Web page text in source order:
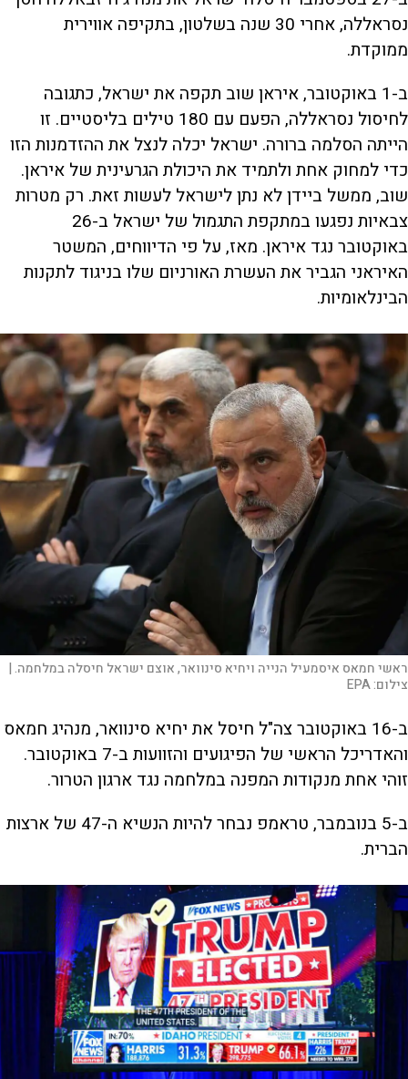
נסראללה, אחרי 30 שנה בשלטון, בתקיפה אווירית
ממוקדת.
ב-1 באוקטובר, איראן שוב תקפה את ישראל, כתגובה
לחיסול נסראללה, הפעם עם 180 טילים בליסטיים. זו
הייתה הסלמה ברורה. ישראל יכלה לנצל את ההזדמנות הזו
כדי למחוק אחת ולתמיד את היכולת הגרעינית של איראן.
שוב, ממשל ביידן לא נתן לישראל לעשות זאת. רק מטרות
צבאיות נפגעו במתקפת התגמול של ישראל ב-26
באוקטובר נגד איראן. מאז, על פי הדיווחים, המשטר
האיראני הגביר את העשרת האורניום שלו בניגוד לתקנות
הבינלאומיות.
ראשי חמאס איסמעיל הנייה ויחיא סינוואר, אוצם ישראל חיסלה במלחמה. |
צילום:EPA
ב-16 באוקטובר צה"ל חיסל את יחיא סינוואר, מנהיג חמאס
והאדריכל הראשי של הפיגועים והזוועות ב-7 באוקטובר.
זוהי אחת מנקודות המפנה במלחמה נגד ארגון הטרור.
ב-5 בנובמבר, טראמפ נבחר להיות הנשיא ה-47 של ארצות
הברית.